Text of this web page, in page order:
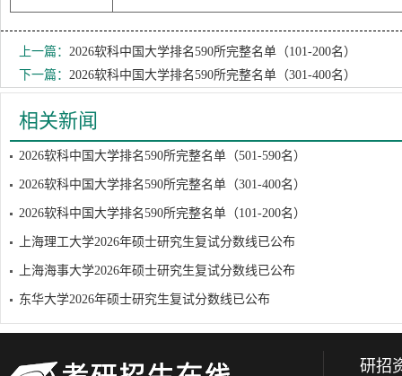
上一篇： 2026软科中国大学排名590所完整名单（101-200名）
下一篇： 2026软科中国大学排名590所完整名单（301-400名）
相关新闻
2026软科中国大学排名590所完整名单（501-590名）
2026软科中国大学排名590所完整名单（301-400名）
2026软科中国大学排名590所完整名单（101-200名）
上海理工大学2026年硕士研究生复试分数线已公布
上海海事大学2026年硕士研究生复试分数线已公布
东华大学2026年硕士研究生复试分数线已公布
研招